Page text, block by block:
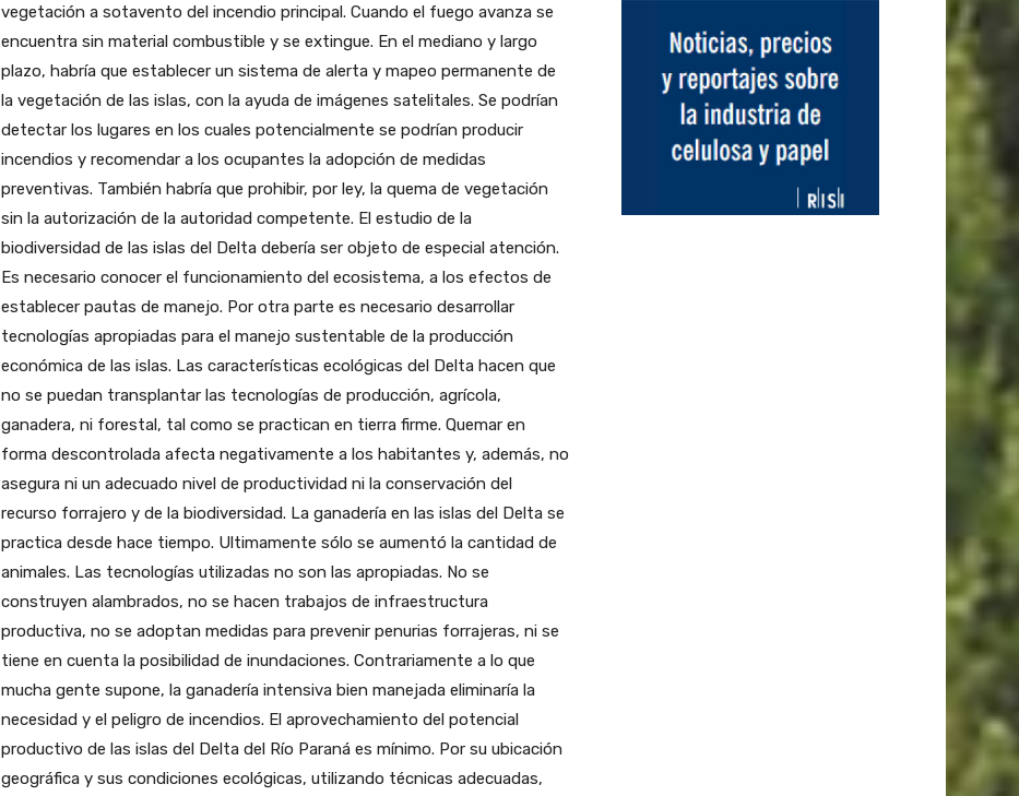
vegetación a sotavento del incendio principal. Cuando el fuego avanza se
encuentra sin material combustible y se extingue. En el mediano y largo
plazo, habría que establecer un sistema de alerta y mapeo permanente de
la vegetación de las islas, con la ayuda de imágenes satelitales. Se podrían
detectar los lugares en los cuales potencialmente se podrían producir
incendios y recomendar a los ocupantes la adopción de medidas
preventivas. También habría que prohibir, por ley, la quema de vegetación
sin la autorización de la autoridad competente. El estudio de la
biodiversidad de las islas del Delta debería ser objeto de especial atención.
Es necesario conocer el funcionamiento del ecosistema, a los efectos de
establecer pautas de manejo. Por otra parte es necesario desarrollar
tecnologías apropiadas para el manejo sustentable de la producción
económica de las islas. Las características ecológicas del Delta hacen que
no se puedan transplantar las tecnologías de producción, agrícola,
ganadera, ni forestal, tal como se practican en tierra firme. Quemar en
forma descontrolada afecta negativamente a los habitantes y, además, no
asegura ni un adecuado nivel de productividad ni la conservación del
recurso forrajero y de la biodiversidad. La ganadería en las islas del Delta se
practica desde hace tiempo. Ultimamente sólo se aumentó la cantidad de
animales. Las tecnologías utilizadas no son las apropiadas. No se
construyen alambrados, no se hacen trabajos de infraestructura
productiva, no se adoptan medidas para prevenir penurias forrajeras, ni se
tiene en cuenta la posibilidad de inundaciones. Contrariamente a lo que
mucha gente supone, la ganadería intensiva bien manejada eliminaría la
necesidad y el peligro de incendios. El aprovechamiento del potencial
productivo de las islas del Delta del Río Paraná es mínimo. Por su ubicación
geográfica y sus condiciones ecológicas, utilizando técnicas adecuadas,